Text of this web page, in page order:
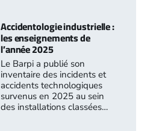
Accidentologie industrielle :
les enseignements de
l’année 2025
Le Barpi a publié son
inventaire des incidents et
accidents technologiques
survenus en 2025 au sein
des installations classées…